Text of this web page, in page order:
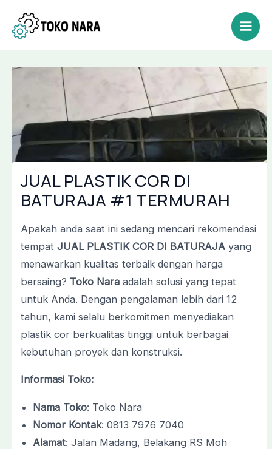
konten
Main
JUAL PLASTIK COR DI
BATURAJA #1 TERMURAH
Apakah anda saat ini sedang mencari rekomendasi
tempat JUAL PLASTIK COR DI BATURAJAyang
menawarkan kualitas terbaik dengan harga
bersaing? Toko Naraadalah solusi yang tepat
untuk Anda. Dengan pengalaman lebih dari 12
tahun, kami selalu berkomitmen menyediakan
plastik cor berkualitas tinggi untuk berbagai
kebutuhan proyek dan konstruksi.
Informasi Toko:
Nama Toko: Toko Nara
Nomor Kontak: 0813 7976 7040
Alamat: Jalan Madang, Belakang RS Moh
navigation